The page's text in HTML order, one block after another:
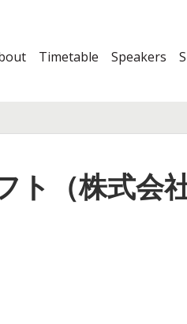
Timetable Speakers
ト（株式会